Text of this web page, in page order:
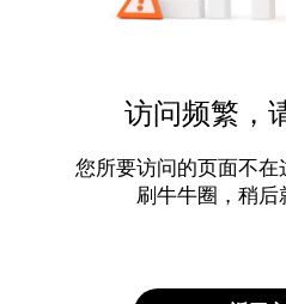
访问频繁，
您所要访问的页面不
刷牛牛圈，稍后